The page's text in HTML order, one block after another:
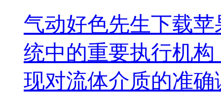
气动好色先生下载苹
统中的重要执行机构
现对流体介质的准